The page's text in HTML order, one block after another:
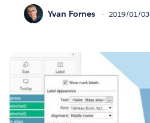
Yvan Fornes 2019/01/03